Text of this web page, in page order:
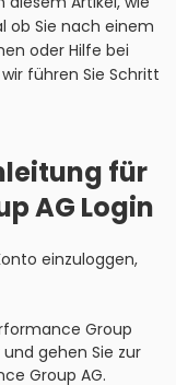
ob Sie nach einem
oder Hilfe bei
führen Sie Schritt
für
AG Login
einzuloggen,
Group
gehen Sie zur
Group AG.